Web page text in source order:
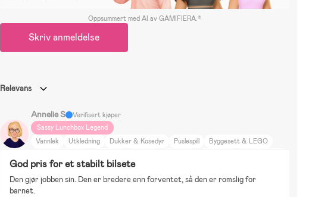
Oppsummert med AI av GAMIFIERA.®
Skriv anmeldelse
Relevans
Annelie S
Verifisert kjøper
Sassy Lunchbox Legend
Vannlek
Utkledning Dukker & Kosedyr Puslespill
Byggesett & LEGO
Bluey
Paw Patrol Disney Lilo and Stitch
Gåturer
Reise Fargerikt Reise på hytta Dyr og natur
Hjem og hage
God pris for et stabilt bilsete
Den gjør jobben sin. Den er bredere enn forventet, så den er romslig for
barnet.